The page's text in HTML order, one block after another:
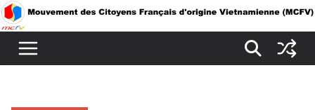
Passer
au
contenu